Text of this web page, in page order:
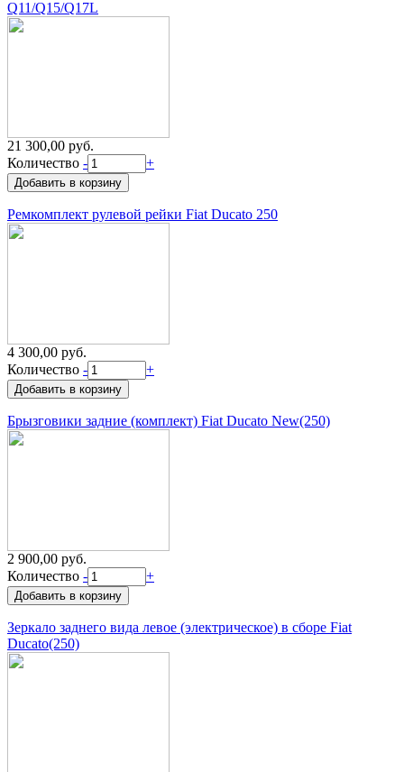
Q11/Q15/Q17L
21 300,00 руб.
Количество - +
Ремкомплект рулевой рейки Fiat Ducato 250
4 300,00 руб.
Количество - +
Брызговики задние (комплект) Fiat Ducato New(250)
2 900,00 руб.
Количество - +
Зеркало заднего вида левое (электрическое) в сборе Fiat
Ducato(250)